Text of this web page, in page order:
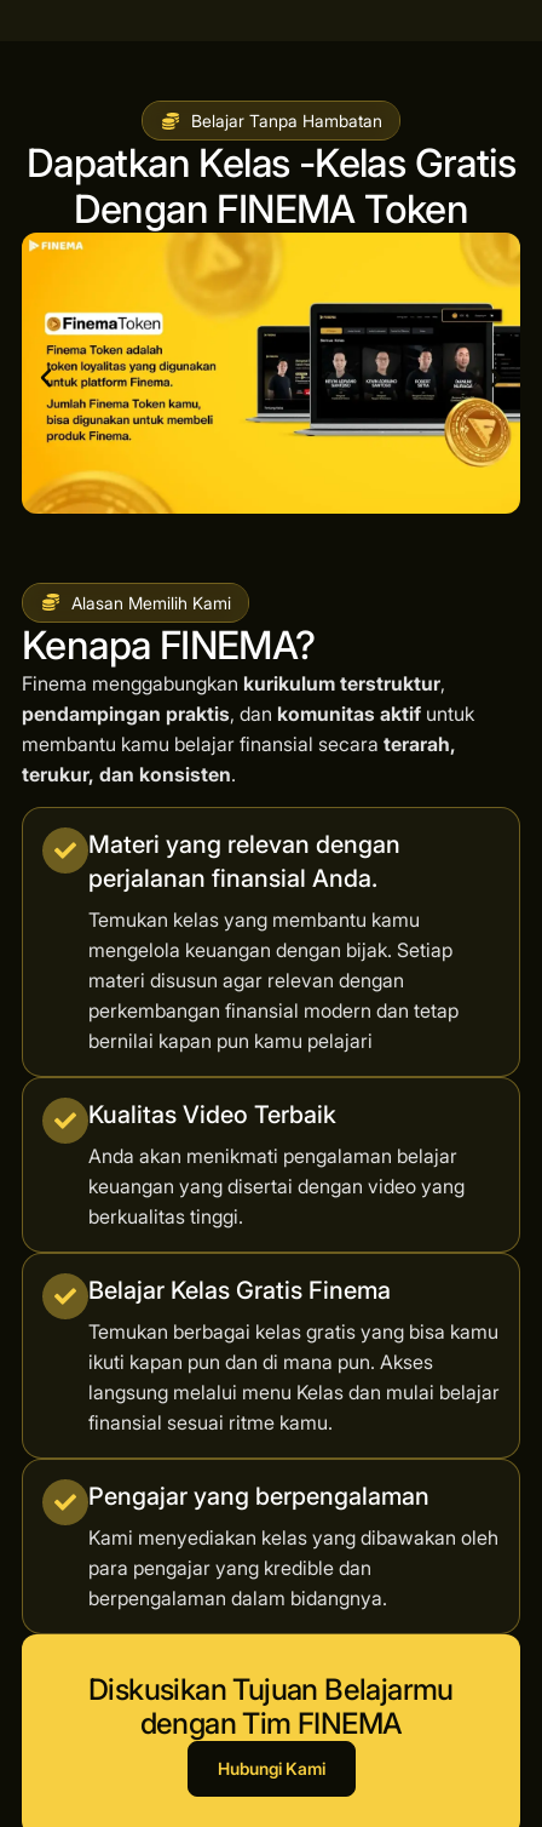
Belajar Tanpa Hambatan
Dapatkan Kelas -Kelas Gratis
Dengan FINEMA Token
Diskusikan Tujuan Belajarmu
dengan Tim FINEMA
Hubungi Kami
Alasan Memilih Kami
Kenapa FINEMA?
Finema menggabungkan kurikulum terstruktur,
pendampingan praktis, dan komunitas aktifuntuk
membantu kamu belajar finansial secara terarah,
terukur, dan konsisten.
Materi yang relevan dengan
perjalanan finansial Anda.
Temukan kelas yang membantu kamu
mengelola keuangan dengan bijak. Setiap
materi disusun agar relevan dengan
perkembangan finansial modern dan tetap
bernilai kapan pun kamu pelajari
Kualitas Video Terbaik
Anda akan menikmati pengalaman belajar
keuangan yang disertai dengan video yang
berkualitas tinggi.
Belajar Kelas Gratis Finema
Temukan berbagai kelas gratis yang bisa kamu
ikuti kapan pun dan di mana pun. Akses
langsung melalui menu Kelas dan mulai belajar
finansial sesuai ritme kamu.
Pengajar yang berpengalaman
Kami menyediakan kelas yang dibawakan oleh
para pengajar yang kredible dan
berpengalaman dalam bidangnya.